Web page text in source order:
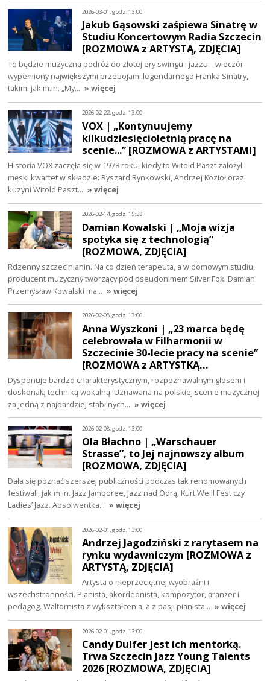
2026-03-01, godz. 13:00
Jakub Gąsowski zaśpiewa Sinatrę w
Studiu Koncertowym Radia Szczecin
[ROZMOWA z ARTYSTĄ, ZDJĘCIA]
To będzie muzyczna podróż do złotej ery swingu i jazzu – wieczór
wypełniony największymi przebojami legendarnego Franka Sinatry,
takimi jak m.in. „My… » więcej
2026-02-22, godz. 13:00
VOX | „Kontynuujemy
kilkudziesięcioletnią pracę na
scenie...” [ROZMOWA z ARTYSTAMI]
Historia VOX zaczęła się w 1978 roku, kiedy to Witold Paszt założył
męski kwartet w składzie: Ryszard Rynkowski, Andrzej Kozioł oraz
kuzyni Witold Paszt… » więcej
2026-02-14, godz. 15:53
Damian Kowalski | „Moja wizja
spotyka się z technologią”
[ROZMOWA, ZDJĘCIA]
Rdzenny szczecinianin. Na co dzień terapeuta, a w domowym studiu,
producent muzyczny tworzący pod pseudonimem Silver Fox. Damian
Przemysław Kowalski ma… » więcej
2026-02-08, godz. 13:00
Anna Wyszkoni | „23 marca będę
celebrowała w Filharmonii w
Szczecinie 30-lecie pracy na scenie”
[ROZMOWA z ARTYSTKĄ…
Dysponuje bardzo charakterystycznym, rozpoznawalnym głosem i
doskonałą techniką wokalną. Uznawana na polskiej scenie muzycznej
za jedną z najbardziej stabilnych… » więcej
2026-02-08, godz. 13:00
Ola Błachno | „Warschauer
Strasse”, to Jej najnowszy album
[ROZMOWA, ZDJĘCIA]
Dała się poznać szerszej publiczności podczas tak renomowanych
festiwali, jak m.in. Jazz Jamboree, Jazz nad Odrą, Kurt Weill Fest czy
Ladies’ Jazz. Absolwentka… » więcej
2026-02-01, godz. 13:00
Andrzej Jagodziński z rarytasem na
rynku wydawniczym [ROZMOWA z
ARTYSTĄ, ZDJĘCIA]
Artysta o nieprzeciętnej wyobraźni i
wszechstronności. Pianista, akordeonista, kompozytor, aranżer i
pedagog. Waltornista z wykształcenia, a z pasji pianista… » więcej
2026-02-01, godz. 13:00
Candy Dulfer jest ich mentorką.
Trwa Szczecin Jazz Young Talents
2026 [ROZMOWA, ZDJĘCIA]